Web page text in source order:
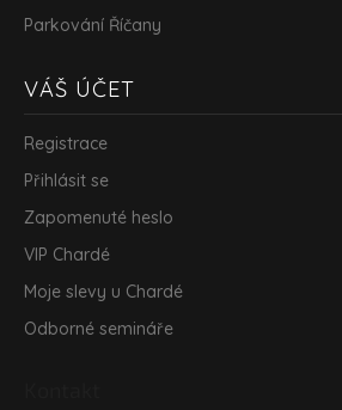
Parkování Říčany
VÁŠ ÚČET
Registrace
Přihlásit se
Zapomenuté heslo
VIP Chardé
Moje slevy u Chardé
Odborné semináře